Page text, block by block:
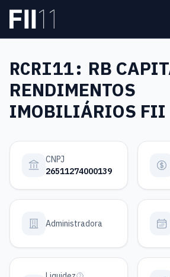
Pular para o conteúdo principal
RCRI11: RB
RENDIMENTOS
IMOBILIÁRIOS
CNPJ
26511274000139
Administradora